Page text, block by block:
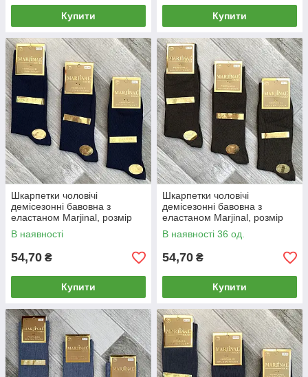
Купити Купити
Шкарпетки чоловічі
демісезонні бавовна з
еластаном Marjinal, розмір
40-45, сині, 1802
В наявності
54,70 ₴
Купити
Шкарпетки чоловічі
демісезонні бавовна з
еластаном Marjinal, розмір
40-45, коричневі, 1804
В наявності 36 од.
54,70 ₴
Купити